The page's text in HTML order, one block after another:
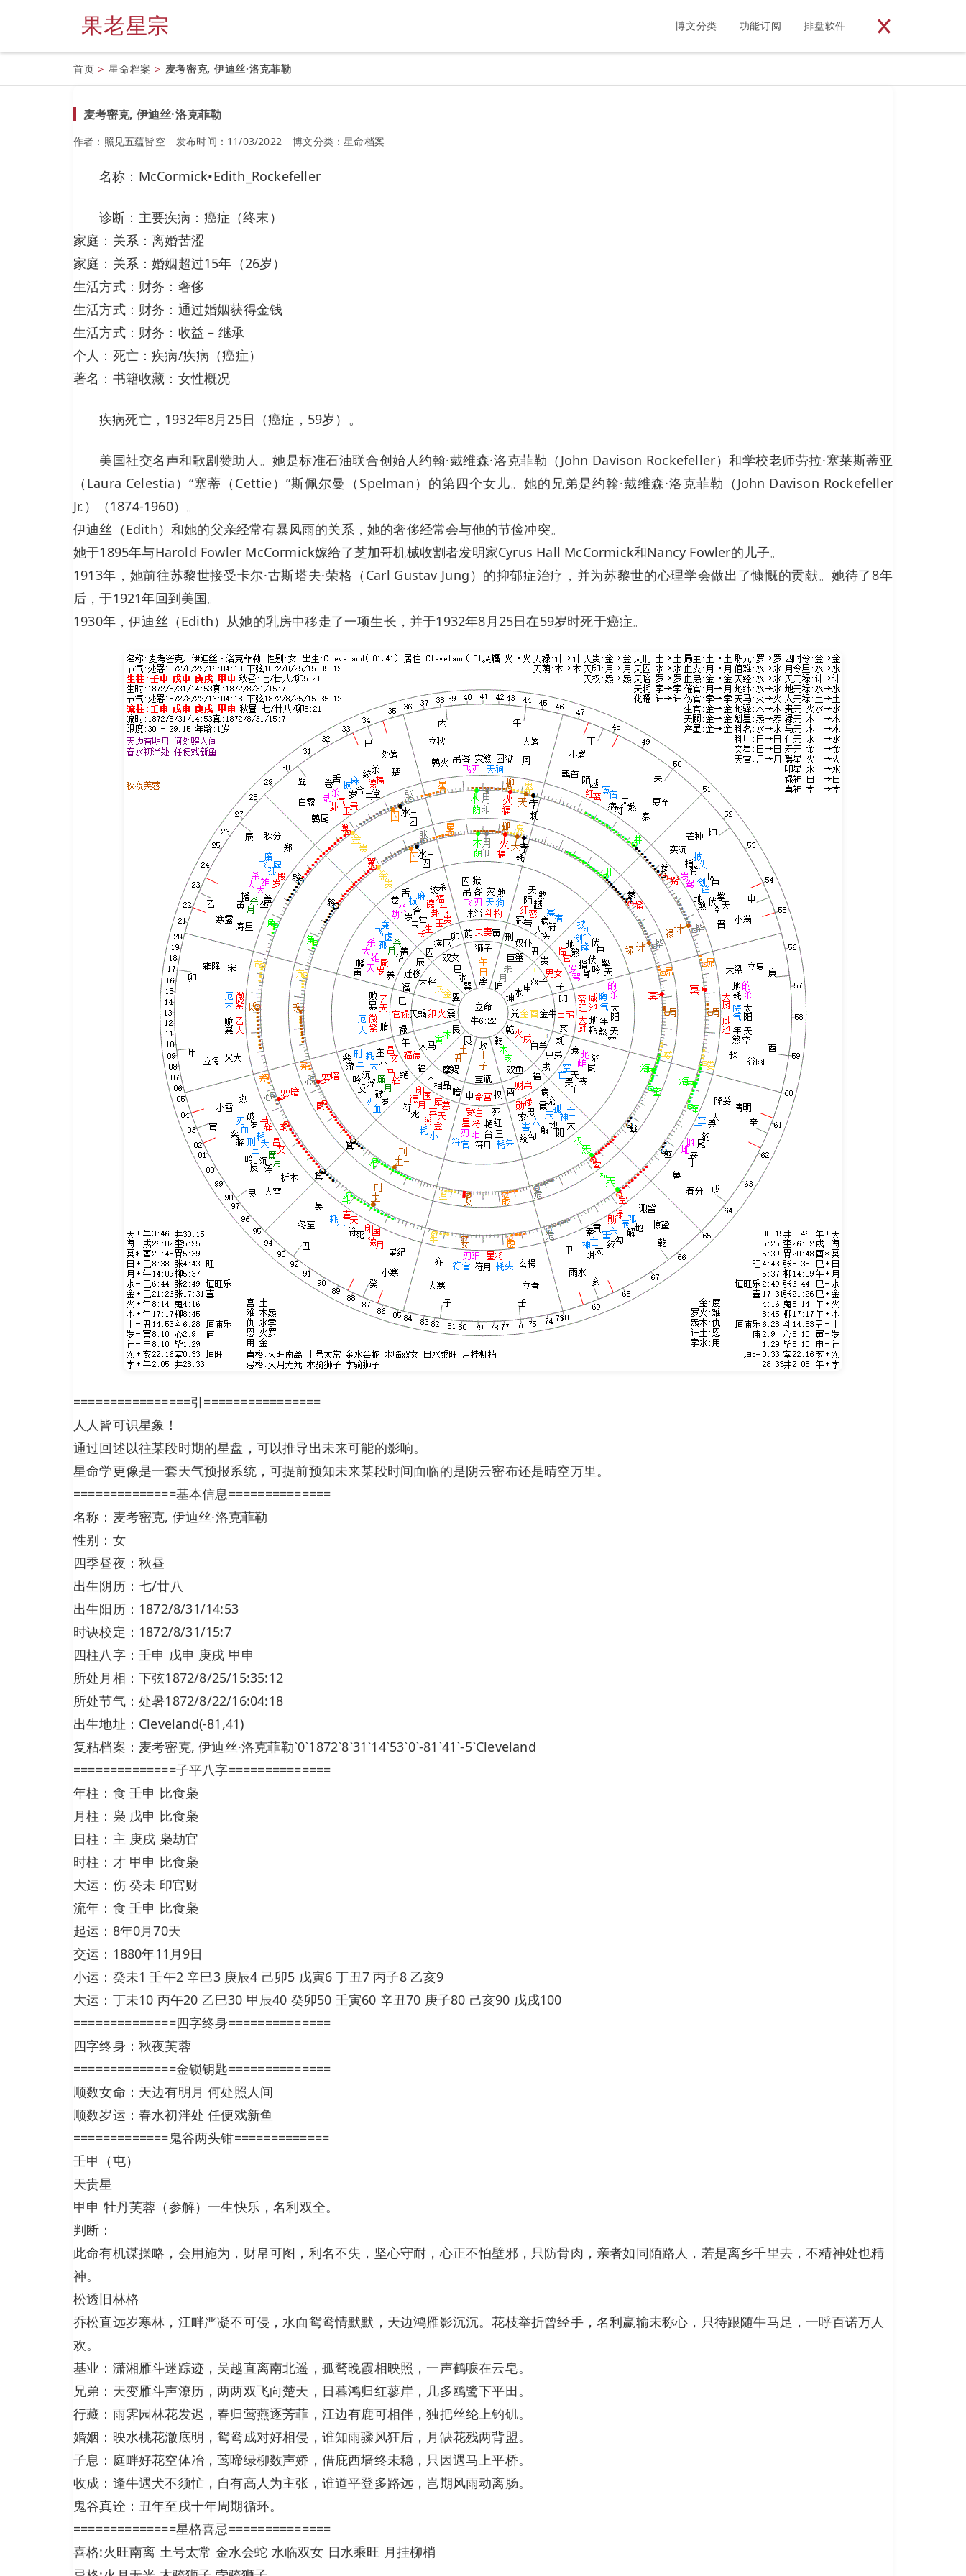
果老星宗 博文分类 功能订阅 排盘软件
首页 > 星命档案 > 麦考密克, 伊迪丝·洛克菲勒
麦考密克, 伊迪丝·洛克菲勒
作者：照见五蕴皆空 发布时间：11/03/2022 博文分类：星命档案
名称：McCormick•Edith_Rockefeller
诊断：主要疾病：癌症（终末）
家庭：关系：离婚苦涩
家庭：关系：婚姻超过15年（26岁）
生活方式：财务：奢侈
生活方式：财务：通过婚姻获得金钱
生活方式：财务：收益 – 继承
个人：死亡：疾病/疾病（癌症）
著名：书籍收藏：女性概况
疾病死亡，1932年8月25日（癌症，59岁）。
美国社交名声和歌剧赞助人。她是标准石油联合创始人约翰·戴维森·洛克菲勒（John Davison Rockefeller）和学校老师劳拉·塞莱斯蒂亚
（Laura Celestia）“塞蒂（Cettie）”斯佩尔曼（Spelman）的第四个女儿。她的兄弟是约翰·戴维森·洛克菲勒（John Davison Rockefeller
Jr.）（1874-1960）。
伊迪丝（Edith）和她的父亲经常有暴风雨的关系，她的奢侈经常会与他的节俭冲突。
她于1895年与Harold Fowler McCormick嫁给了芝加哥机械收割者发明家Cyrus Hall McCormick和Nancy Fowler的儿子。
1913年，她前往苏黎世接受卡尔·古斯塔夫·荣格（Carl Gustav Jung）的抑郁症治疗，并为苏黎世的心理学会做出了慷慨的贡献。她待了8年
后，于1921年回到美国。
1930年，伊迪丝（Edith）从她的乳房中移走了一项生长，并于1932年8月25日在59岁时死于癌症。
================引================
人人皆可识星象！
通过回述以往某段时期的星盘，可以推导出未来可能的影响。
星命学更像是一套天气预报系统，可提前预知未来某段时间面临的是阴云密布还是晴空万里。
==============基本信息==============
名称：麦考密克, 伊迪丝·洛克菲勒
性别：女
四季昼夜：秋昼
出生阴历：七/廿八
出生阳历：1872/8/31/14:53
时诀校定：1872/8/31/15:7
四柱八字：壬申 戊申 庚戌 甲申
所处月相：下弦1872/8/25/15:35:12
所处节气：处暑1872/8/22/16:04:18
出生地址：Cleveland(-81,41)
复粘档案：麦考密克, 伊迪丝·洛克菲勒`0`1872`8`31`14`53`0`-81`41`-5`Cleveland
==============子平八字==============
年柱：食 壬申 比食枭
月柱：枭 戊申 比食枭
日柱：主 庚戌 枭劫官
时柱：才 甲申 比食枭
大运：伤 癸未 印官财
流年：食 壬申 比食枭
起运：8年0月70天
交运：1880年11月9日
小运：癸未1 壬午2 辛巳3 庚辰4 己卯5 戊寅6 丁丑7 丙子8 乙亥9
大运：丁未10 丙午20 乙巳30 甲辰40 癸卯50 壬寅60 辛丑70 庚子80 己亥90 戊戌100
==============四字终身==============
四字终身：秋夜芙蓉
==============金锁钥匙==============
顺数女命：天边有明月 何处照人间
顺数岁运：春水初泮处 任便戏新鱼
=============鬼谷两头钳=============
壬甲（屯）
天贵星
甲申 牡丹芙蓉（参解）一生快乐，名利双全。
判断：
此命有机谋操略，会用施为，财帛可图，利名不失，坚心守耐，心正不怕壁邪，只防骨肉，亲者如同陌路人，若是离乡千里去，不精神处也精
神。
松透旧林格
乔松直远岁寒林，江畔严凝不可侵，水面鸳鸯情默默，天边鸿雁影沉沉。花枝举折曾经手，名利赢输未称心，只待跟随牛马足，一呼百诺万人
欢。
基业：潇湘雁斗迷踪迹，吴越直离南北遥，孤鹜晚霞相映照，一声鹤唳在云皂。
兄弟：天变雁斗声潦历，两两双飞向楚天，日暮鸿归红蓼岸，几多鸥鹭下平田。
行藏：雨霁园林花发迟，春归莺燕逐芳菲，江边有鹿可相伴，独把丝纶上钓矶。
婚姻：映水桃花澈底明，鸳鸯成对好相侵，谁知雨骤风狂后，月缺花残两背盟。
子息：庭畔好花空体冶，莺啼绿柳数声娇，借庇西墙终未稳，只因遇马上平桥。
收成：逢牛遇犬不须忙，自有高人为主张，谁道平登多路远，岂期风雨动离肠。
鬼谷真诠：丑年至戌十年周期循环。
==============星格喜忌==============
喜格:火旺南离 土号太常 金水会蛇 水临双女 日水乘旺 月挂柳梢